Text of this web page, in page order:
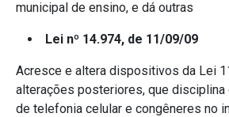
municipal de ensino, e dá outras
Lei nº 14.974, de 11/09/09
Acresce e altera dispositivos da Lei
alterações posteriores, que disciplina
de telefonia celular e congêneres no